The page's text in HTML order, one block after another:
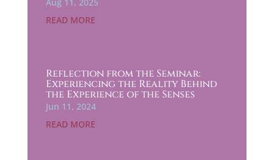
READ MORE
Reflection from the Seminar:
Experiencing the Reality Behind
the Experience of the Senses
Jun 11, 2024
READ MORE